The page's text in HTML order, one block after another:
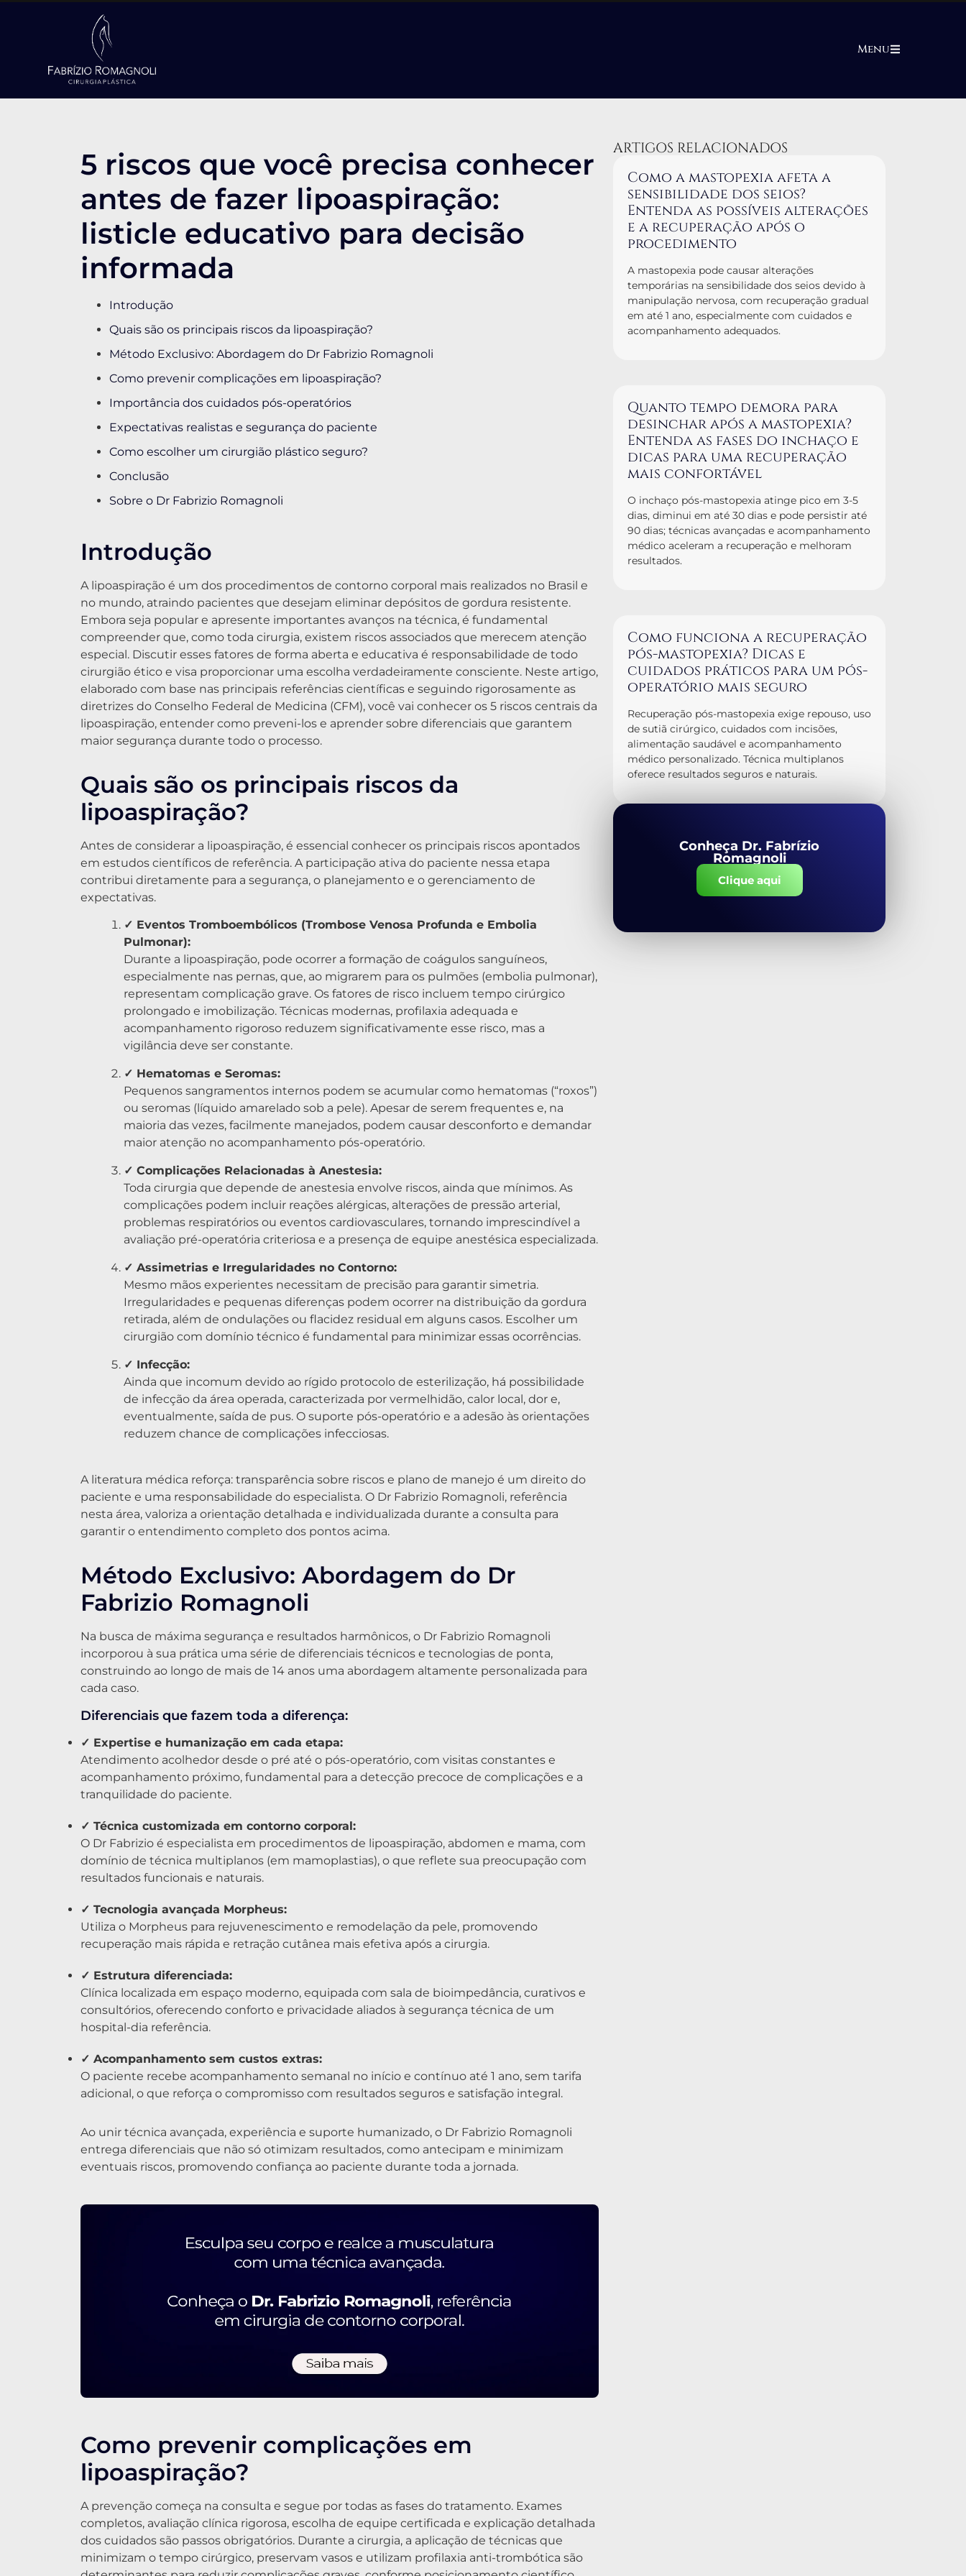
Menu
5 riscos que você precisa conhecer
antes de fazer lipoaspiração:
listicle educativo para decisão
informada
Introdução
Quais são os principais riscos da lipoaspiração?
Método Exclusivo: Abordagem do Dr Fabrizio Romagnoli
Como prevenir complicações em lipoaspiração?
Importância dos cuidados pós-operatórios
Expectativas realistas e segurança do paciente
Como escolher um cirurgião plástico seguro?
Conclusão
Sobre o Dr Fabrizio Romagnoli
Introdução
A lipoaspiração é um dos procedimentos de contorno corporal mais realizados no Brasil e
no mundo, atraindo pacientes que desejam eliminar depósitos de gordura resistente.
Embora seja popular e apresente importantes avanços na técnica, é fundamental
compreender que, como toda cirurgia, existem riscos associados que merecem atenção
especial. Discutir esses fatores de forma aberta e educativa é responsabilidade de todo
cirurgião ético e visa proporcionar uma escolha verdadeiramente consciente. Neste artigo,
elaborado com base nas principais referências científicas e seguindo rigorosamente as
diretrizes do Conselho Federal de Medicina (CFM), você vai conhecer os 5 riscos centrais da
lipoaspiração, entender como preveni-los e aprender sobre diferenciais que garantem
maior segurança durante todo o processo.
Quais são os principais riscos da
lipoaspiração?
Antes de considerar a lipoaspiração, é essencial conhecer os principais riscos apontados
em estudos científicos de referência. A participação ativa do paciente nessa etapa
contribui diretamente para a segurança, o planejamento e o gerenciamento de
expectativas.
✓ Eventos Tromboembólicos (Trombose Venosa Profunda e Embolia
Pulmonar):
Durante a lipoaspiração, pode ocorrer a formação de coágulos sanguíneos,
especialmente nas pernas, que, ao migrarem para os pulmões (embolia pulmonar),
representam complicação grave. Os fatores de risco incluem tempo cirúrgico
prolongado e imobilização. Técnicas modernas, profilaxia adequada e
acompanhamento rigoroso reduzem significativamente esse risco, mas a
vigilância deve ser constante.
✓ Hematomas e Seromas:
Pequenos sangramentos internos podem se acumular como hematomas (“roxos”)
ou seromas (líquido amarelado sob a pele). Apesar de serem frequentes e, na
maioria das vezes, facilmente manejados, podem causar desconforto e demandar
maior atenção no acompanhamento pós-operatório.
✓ Complicações Relacionadas à Anestesia:
Toda cirurgia que depende de anestesia envolve riscos, ainda que mínimos. As
complicações podem incluir reações alérgicas, alterações de pressão arterial,
problemas respiratórios ou eventos cardiovasculares, tornando imprescindível a
avaliação pré-operatória criteriosa e a presença de equipe anestésica especializada.
✓ Assimetrias e Irregularidades no Contorno:
Mesmo mãos experientes necessitam de precisão para garantir simetria.
Irregularidades e pequenas diferenças podem ocorrer na distribuição da gordura
retirada, além de ondulações ou flacidez residual em alguns casos. Escolher um
cirurgião com domínio técnico é fundamental para minimizar essas ocorrências.
✓ Infecção:
Ainda que incomum devido ao rígido protocolo de esterilização, há possibilidade
de infecção da área operada, caracterizada por vermelhidão, calor local, dor e,
eventualmente, saída de pus. O suporte pós-operatório e a adesão às orientações
reduzem chance de complicações infecciosas.
A literatura médica reforça: transparência sobre riscos e plano de manejo é um direito do
paciente e uma responsabilidade do especialista. O Dr Fabrizio Romagnoli, referência
nesta área, valoriza a orientação detalhada e individualizada durante a consulta para
garantir o entendimento completo dos pontos acima.
Método Exclusivo: Abordagem do Dr
Fabrizio Romagnoli
Na busca de máxima segurança e resultados harmônicos, o Dr Fabrizio Romagnoli
incorporou à sua prática uma série de diferenciais técnicos e tecnologias de ponta,
construindo ao longo de mais de 14 anos uma abordagem altamente personalizada para
cada caso.
Diferenciais que fazem toda a diferença:
✓ Expertise e humanização em cada etapa:
Atendimento acolhedor desde o pré até o pós-operatório, com visitas constantes e
acompanhamento próximo, fundamental para a detecção precoce de complicações e a
tranquilidade do paciente.
✓ Técnica customizada em contorno corporal:
O Dr Fabrizio é especialista em procedimentos de lipoaspiração, abdomen e mama, com
domínio de técnica multiplanos (em mamoplastias), o que reflete sua preocupação com
resultados funcionais e naturais.
✓ Tecnologia avançada Morpheus:
Utiliza o Morpheus para rejuvenescimento e remodelação da pele, promovendo
recuperação mais rápida e retração cutânea mais efetiva após a cirurgia.
✓ Estrutura diferenciada:
Clínica localizada em espaço moderno, equipada com sala de bioimpedância, curativos e
consultórios, oferecendo conforto e privacidade aliados à segurança técnica de um
hospital-dia referência.
✓ Acompanhamento sem custos extras:
O paciente recebe acompanhamento semanal no início e contínuo até 1 ano, sem tarifa
adicional, o que reforça o compromisso com resultados seguros e satisfação integral.
Ao unir técnica avançada, experiência e suporte humanizado, o Dr Fabrizio Romagnoli
entrega diferenciais que não só otimizam resultados, como antecipam e minimizam
eventuais riscos, promovendo confiança ao paciente durante toda a jornada.
Como prevenir complicações em
lipoaspiração?
A prevenção começa na consulta e segue por todas as fases do tratamento. Exames
completos, avaliação clínica rigorosa, escolha de equipe certificada e explicação detalhada
dos cuidados são passos obrigatórios. Durante a cirurgia, a aplicação de técnicas que
minimizam o tempo cirúrgico, preservam vasos e utilizam profilaxia anti-trombótica são
ARTIGOS RELACIONADOS
Como a mastopexia afeta a
sensibilidade dos seios?
Entenda as possíveis alterações
e a recuperação após o
procedimento
A mastopexia pode causar alterações
temporárias na sensibilidade dos seios devido à
manipulação nervosa, com recuperação gradual
em até 1 ano, especialmente com cuidados e
acompanhamento adequados.
Quanto tempo demora para
desinchar após a mastopexia?
Entenda as fases do inchaço e
dicas para uma recuperação
mais confortável
O inchaço pós-mastopexia atinge pico em 3-5
dias, diminui em até 30 dias e pode persistir até
90 dias; técnicas avançadas e acompanhamento
médico aceleram a recuperação e melhoram
resultados.
Como funciona a recuperação
pós-mastopexia? Dicas e
cuidados práticos para um pós-
operatório mais seguro
Recuperação pós-mastopexia exige repouso, uso
de sutiã cirúrgico, cuidados com incisões,
alimentação saudável e acompanhamento
médico personalizado. Técnica multiplanos
oferece resultados seguros e naturais.
Conheça Dr. Fabrízio
Romagnoli
Clique aqui